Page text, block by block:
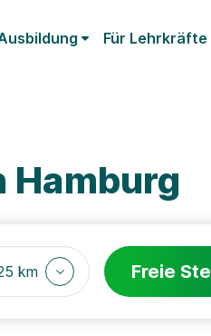
Für Lehrkräfte
Hamburg
km Freie